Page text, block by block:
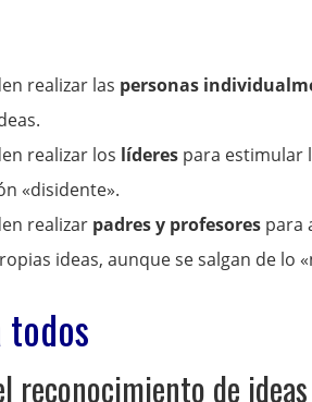
realizar las personas
realizar los líderes para estimular
«disidente».
realizar padres y profesores para
ideas, aunque se salgan de lo
reconocimiento de